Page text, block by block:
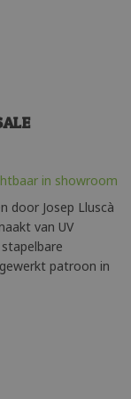
in showroom
door Josep Lluscà
van UV
patroon in